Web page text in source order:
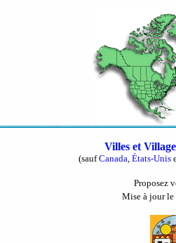
Villes et
(saufCanada, États-Unis
Proposez
Mise à jour